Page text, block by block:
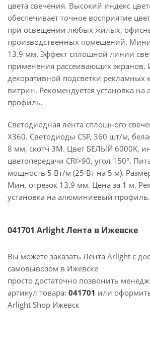
цвета свечения. Высокий индекс
обеспечивает точное восприятие
при освещении любых жилых,
производственных помещений.
13.9 мм. Эффект сплошной линии
применения рассеивающих экранов.
декоративной подсветки рекламных
витрин. Рекомендуется установка
профиль.
Светодиодная лента сплошного
X360. Светодиоды CSP, 360 шт/м,
8 мм, скотч 3M. Цвет БЕЛЫЙ 6000K,
цветопередачи CRI>90, угол 150°.
мощность 5 Вт/м (25 Вт на 5 м).
Мин. отрезок 13.9 мм. Цена за 1 м.
установка на алюминиевый профиль.
041701 Arlight Лента в Ижевске
Вы можете заказать Лента Arlight с
самовывозом в Ижевске
просто достаточно позвонить
артикул товара: 041701 или
Arlight Shop Ижевск